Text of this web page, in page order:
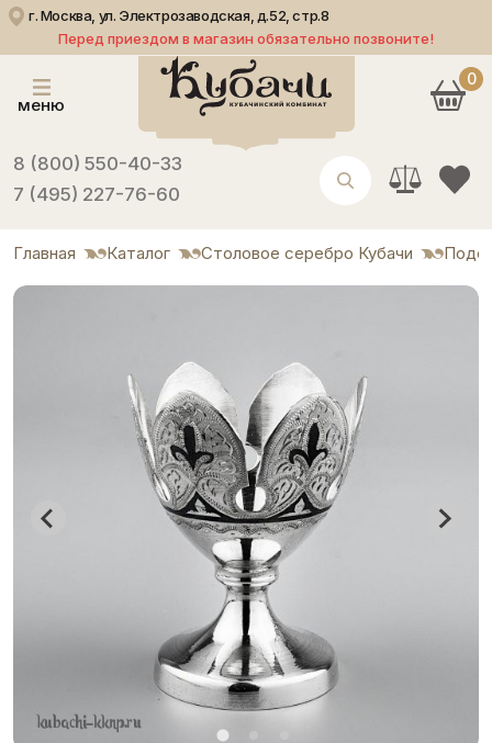
г. Москва, ул. Электрозаводская, д.52, стр.8
Перед приездом в магазин обязательно позвоните!
меню
8 (800) 550-40-33
7 (495) 227-76-60
0
Главная Каталог Столовое серебро Кубачи